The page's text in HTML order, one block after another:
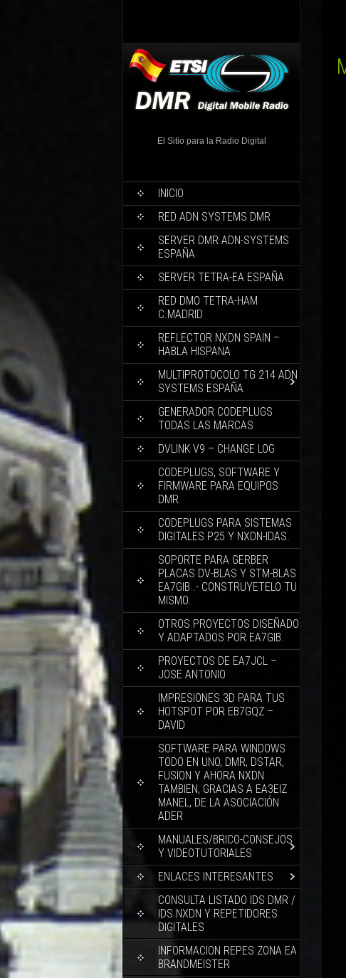
El Sitio para la Radio Digital
INICIO
RED ADN SYSTEMS DMR
SERVER DMR ADN-SYSTEMS
ESPAÑA
SERVER TETRA-EA ESPAÑA
RED DMO TETRA-HAM
C.MADRID
REFLECTOR NXDN SPAIN –
HABLA HISPANA
MULTIPROTOCOLO TG 214 ADN
SYSTEMS ESPAÑA
GENERADOR CODEPLUGS
TODAS LAS MARCAS
DVLINK V9 – CHANGE LOG
CODEPLUGS, SOFTWARE Y
FIRMWARE PARA EQUIPOS
DMR
CODEPLUGS PARA SISTEMAS
DIGITALES P25 Y NXDN-IDAS.
SOPORTE PARA GERBER
PLACAS DV-BLAS Y STM-BLAS
EA7GIB .- CONSTRUYETELO TU
MISMO.
OTROS PROYECTOS DISEÑADO
Y ADAPTADOS POR EA7GIB.
PROYECTOS DE EA7JCL –
JOSE ANTONIO
IMPRESIONES 3D PARA TUS
HOTSPOT POR EB7GQZ –
DAVID
SOFTWARE PARA WINDOWS
TODO EN UNO, DMR, DSTAR,
FUSION Y AHORA NXDN
TAMBIEN, GRACIAS A EA3EIZ
MANEL, DE LA ASOCIACIÓN
ADER
MANUALES/BRICO-CONSEJOS
Y VIDEOTUTORIALES
ENLACES INTERESANTES
CONSULTA LISTADO IDS DMR /
IDS NXDN Y REPETIDORES
DIGITALES
INFORMACION REPES ZONA EA
BRANDMEISTER